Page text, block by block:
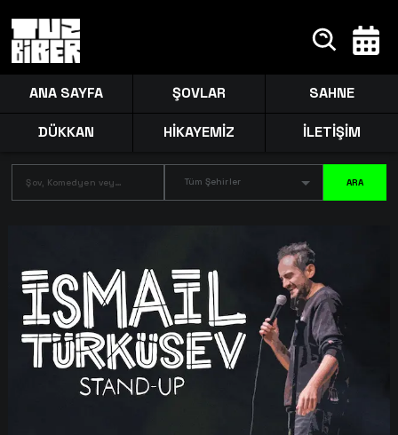
ANA SAYFA ŞOVLAR SAHNE
DÜKKAN HİKAYEMİZ İLETİŞİM
Tüm Şehirler ARA